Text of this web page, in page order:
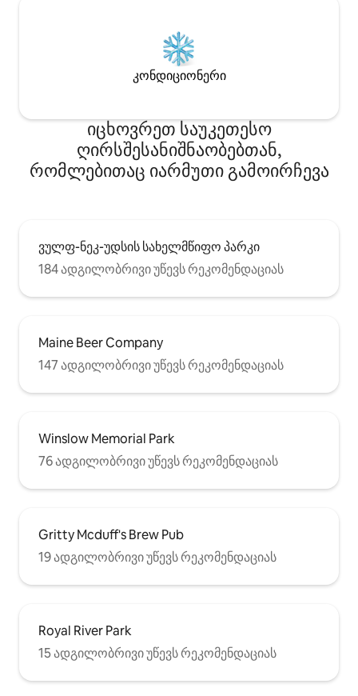
კონდიციონერი
იცხოვრეთ საუკეთესო
ღირსშესანიშნაობებთან,
რომლებითაც იარმუთი გამოირჩევა
ვულფ-ნეკ-უდსის სახელმწიფო პარკი
184 ადგილობრივი უწევს რეკომენდაციას
Maine Beer Company
147 ადგილობრივი უწევს რეკომენდაციას
Winslow Memorial Park
76 ადგილობრივი უწევს რეკომენდაციას
Gritty Mcduff's Brew Pub
19 ადგილობრივი უწევს რეკომენდაციას
Royal River Park
15 ადგილობრივი უწევს რეკომენდაციას